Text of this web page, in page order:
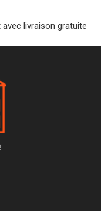
livraison gratuite